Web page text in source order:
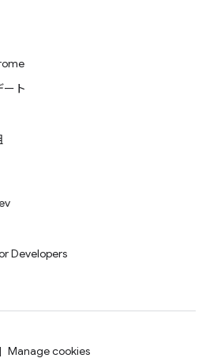
ト
Developers
Manage cookies